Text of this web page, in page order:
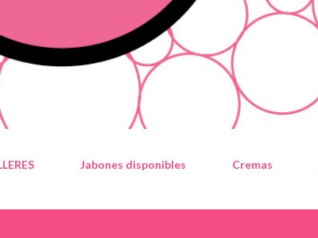
Jabones disponibles Cremas